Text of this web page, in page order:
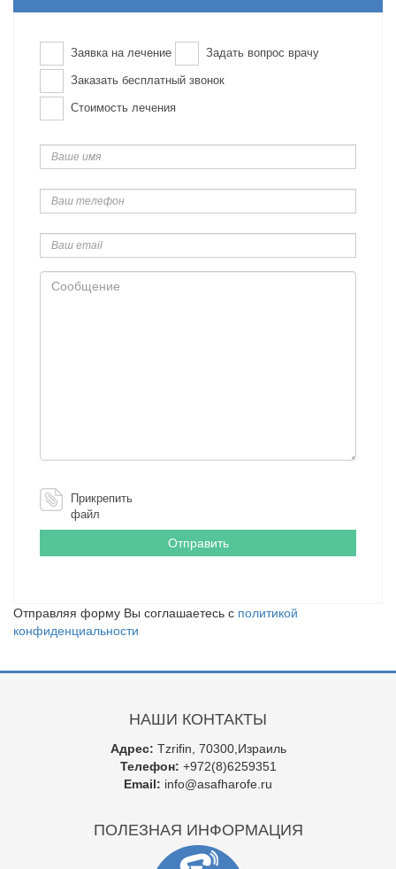
Заявка на лечение Задать вопрос врачу
Заказать бесплатный звонок
Стоимость лечения
имя
телефон
email
Сообщение
Прикрепить
файл
Отправляя форму Вы соглашаетесь с политикой
конфиденциальности
НАШИ КОНТАКТЫ
Адрес: Tzrifin, 70300,Израиль
Телефон: +972(8)6259351
Email: info@asafharofe.ru
ПОЛЕЗНАЯ ИНФОРМАЦИЯ